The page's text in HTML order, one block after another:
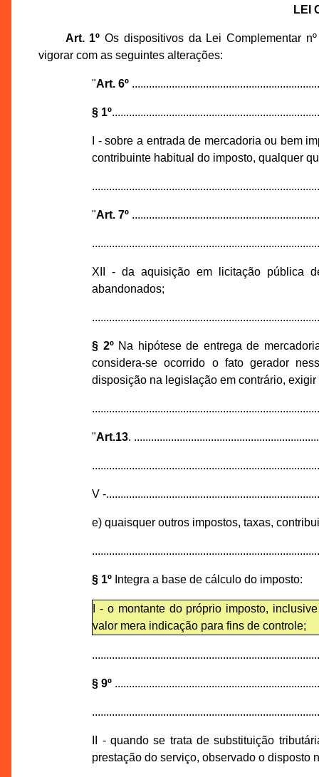
LEI
Art. 1º Os dispositivos da Lei Complementar
vigorar com as seguintes alterações:
"Art. 6º
§ 1º
I - sobre a entrada de mercadoria ou bem
contribuinte habitual do imposto, qualquer
"Art. 7º
XII - da aquisição em licitação pública
abandonados;
§ 2ºNa hipótese de entrega de
considera-se ocorrido o fato gerador
disposição na legislação em contrário,
"Art.13.
V -
e) quaisquer outros impostos, taxas,
§ 1º Integra a base de cálculo do imposto:
I - o montante do próprio imposto,
valor mera indicação para fins de controle;
§ 9º
II - quando se trata de substituição
prestação do serviço, observado o disposto